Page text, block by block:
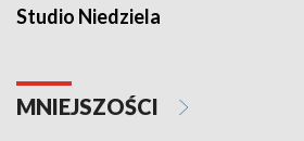
Studio Niedziela
MNIEJSZOŚCI